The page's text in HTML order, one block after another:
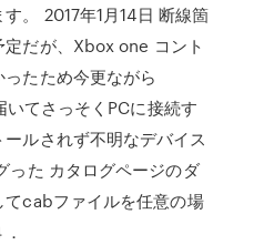
。 2017年1月14日 断線箇
だが、Xbox one コント
たため今更ながら
てさっそくPCに接続す
ルされず不明なデバイス
った カタログページのダ
cabファイルを任意の場